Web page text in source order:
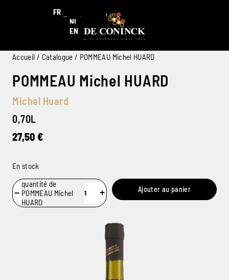
FR
NL
EN
Accueil / Catalogue / POMMEAU Michel HUARD
POMMEAU Michel HUARD
Michel Huard
0,70L
27,50 €
En stock
−
quantité de
POMMEAU Michel
HUARD
+ Ajouter au panier